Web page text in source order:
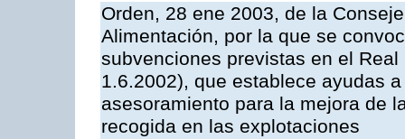
Orden, 28 ene 2003, de la
Alimentación, por la que se
subvenciones previstas en el
1.6.2002), que establece ayudas
asesoramiento para la mejora de
recogida en las explotaciones